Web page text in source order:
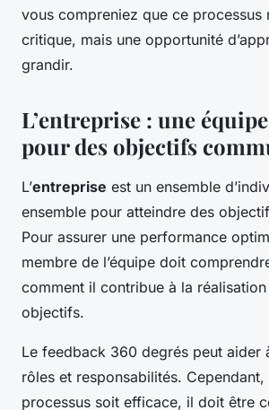
vous compreniez que ce processus
critique, mais une opportunité
grandir.
L’entreprise : une
pour des objectifs
L’entreprise est un ensemble
ensemble pour atteindre des
Pour assurer une performance
membre de l’équipe doit
comment il contribue à la
objectifs.
Le feedback 360 degrés peut aider
rôles et responsabilités.
processus soit efficace, il doit être